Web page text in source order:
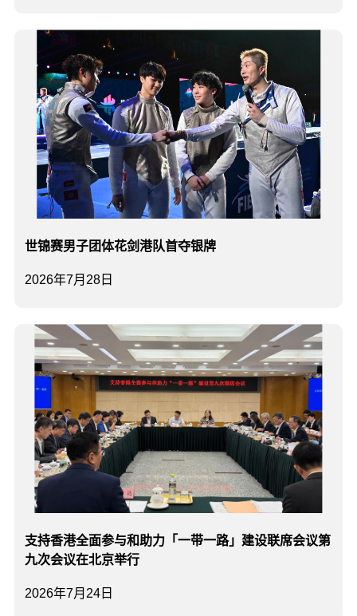
2026年7月28日
世锦赛男子团体花剑港队首夺银牌
2026年7月24日
支持香港全面参与和助力「一带一路」建设联席会议第
九次会议在北京举行